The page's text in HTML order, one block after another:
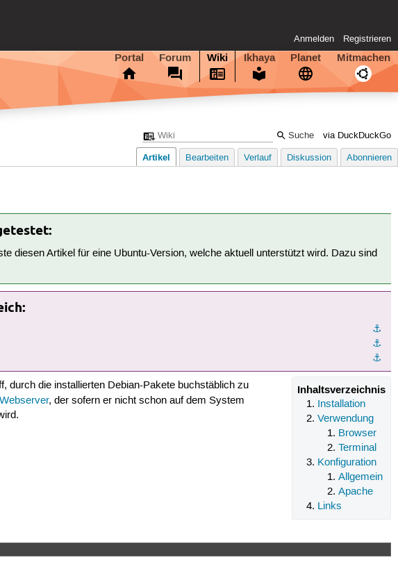
Anmelden Registrieren
Portal Forum Wiki Ikhaya Planet Mitmachen
via DuckDuckGo
Artikel Bearbeiten Verlauf Diskussion Abonnieren
diesen Artikel für eine Ubuntu-Version, welche aktuell unterstützt wird. Dazu sind
⚓︎
⚓︎
⚓︎
Inhaltsverzeichnis
Installation
Verwendung
Browser
Terminal
Konfiguration
Allgemein
Apache
Links
durch die installierten Debian-Pakete buchstäblich zu
Webserver, der sofern er nicht schon auf dem System